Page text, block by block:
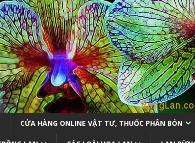
CỬA HÀNG ONLINE VẬT TƯ, THUỐC PHÂN BÓN